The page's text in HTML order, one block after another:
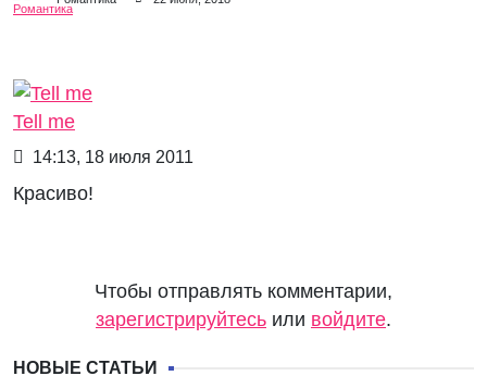
Tell me
14:13, 18 июля 2011
Красиво!
Чтобы отправлять комментарии,
зарегистрируйтесь или войдите.
НОВЫЕ СТАТЬИ